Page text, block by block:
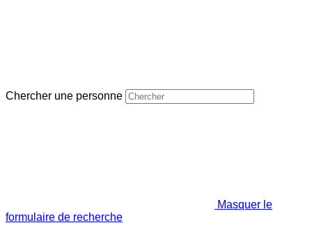
Chercher une personne
Masquer le
formulaire de recherche